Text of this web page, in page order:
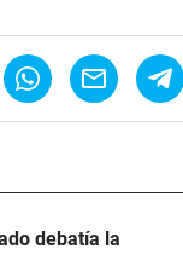
debatía la